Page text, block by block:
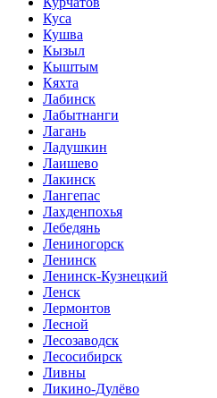
Куса
Кушва
Кызыл
Кыштым
Кяхта
Лабинск
Лабытнанги
Лагань
Ладушкин
Лаишево
Лакинск
Лангепас
Лахденпохья
Лебедянь
Лениногорск
Ленинск
Ленинск-Кузнецкий
Ленск
Лермонтов
Лесной
Лесозаводск
Лесосибирск
Ливны
Ликино-Дулёво